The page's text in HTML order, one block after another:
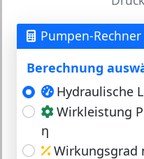
Pumpen-Rechner
Berechnung
Hydraulische
Wirkleistung P
η
Wirkungsgrad